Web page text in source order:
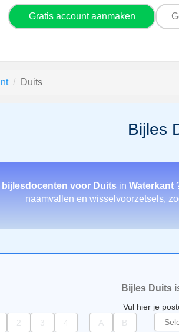
Gratis account aanmaken
Duits
Bijles
bijlesdocenten voor Duitsin Waterkant
naamvallen en wisselvoorzetsels,
Bijles Duits
Vul hier je